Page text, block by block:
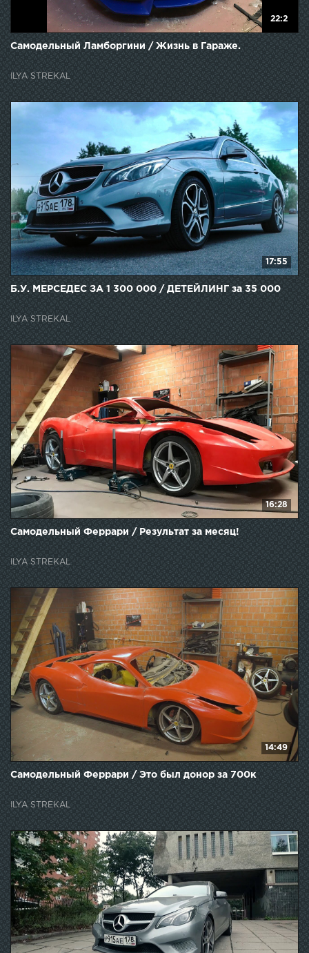
22:2
Самодельный Ламборгини / Жизнь в Гараже.
ILYA STREKAL
17:55
Б.У. МЕРСЕДЕС ЗА 1 300 000 / ДЕТЕЙЛИНГ за 35 000
ILYA STREKAL
16:28
Самодельный Феррари / Результат за месяц!
ILYA STREKAL
14:49
Самодельный Феррари / Это был донор за 700к
ILYA STREKAL